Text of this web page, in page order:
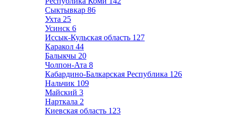
Сыктывкар 86
Ухта 25
Усинск 6
Иссык-Кульская область 127
Каракол 44
Балыкчы 20
Чолпон-Ата 8
Кабардино-Балкарская Республика 126
Нальчик 109
Майский 3
Нарткала 2
Киевская область 123